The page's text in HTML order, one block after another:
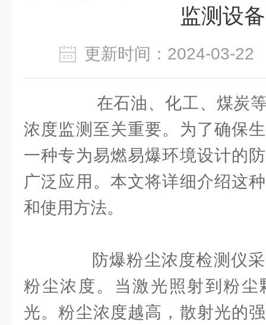
监测设备
更新时间：2024-03-
在石油、化工、煤炭等
浓度监测至关重要。为了确保
一种专为易燃易爆环境设计的
广泛应用。本文将详细介绍这
和使用方法。
防爆粉尘浓度检测仪采
粉尘浓度。当激光照射到粉尘
光。粉尘浓度越高，散射光的